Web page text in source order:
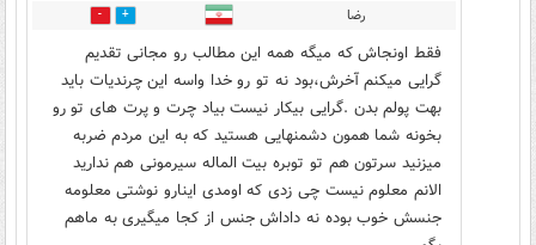
رضا 3
فقط اونجاش که میگه همه این مطالب رو مجانی تقدیم
گرایی میکنم آخرش،بود نه تو رو خدا واسه این چرندیات باید
بهت پولم بدن .گرایی بیکار نیست بیاد چرت و پرت های تو رو
بخونه شما همون دشمنهایی هستید که به این مردم ضربه
میزنید سرتون هم تو توبره بیت الماله سیرمونی هم ندارید
الانم معلوم نیست چی زدی که اومدی اینارو نوشتی معلومه
جنسش خوب بوده نه داداش جنس از کجا میگیری به ماهم